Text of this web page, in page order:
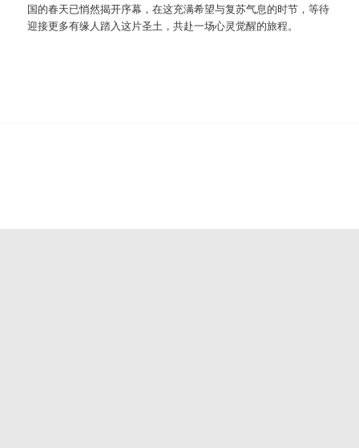
国的春天已悄然揭开序幕，在这充满希望与复苏气息的时节，等待
迎接更多有缘人踏入这片圣土，共赴一场心灵觉醒的旅程。